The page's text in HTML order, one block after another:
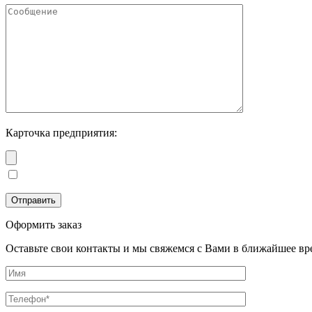
Карточка предприятия:
Оформить заказ
Оставьте свои контакты и мы свяжемся с Вами в ближайшее